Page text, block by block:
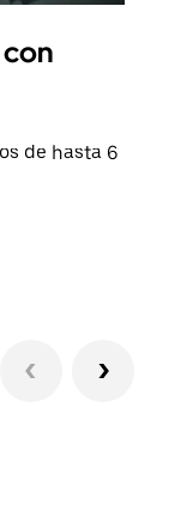
de hasta 6